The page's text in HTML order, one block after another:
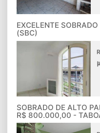
EXCELENTE
(SBC)
SOBRADO DE ALTO
R$ 800.000,00 -